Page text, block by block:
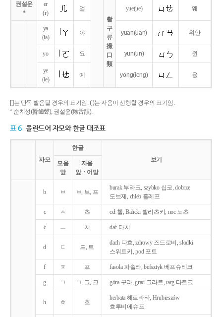
권설운
*
er
(r)
얼
촬
구
류
撮
口
類
yue(ue) 웨
ya
(ia)
야 yuan(uan) 위안
yo 요 yun(un) 윈
ye
(ie)
예 yong(iong) 융
[ ]는 단독 발음될 경우의 표기임. ( )는 자음이 선행할 경우의 표기임.
* 순치성(脣齒聲), 권설운(捲舌韻).
표 6 폴란드어 자모와 한글 대조표
자모
한글
보기
모음
앞
자음
앞ㆍ어말
b ㅂ ㅂ, 브, 프
burak 부라크, szybko 십코, dobrze
도브제, chleb 흘레프
c ㅊ 츠 cel 첼, Balicki 발리츠키, noc 노츠
ć ㅡ 치 dać 다치
d ㄷ 드, 트
dach 다흐, zdrowy 즈드로비, słodki
스워트키, pod 포트
f ㅍ 프 fasola 파솔라, befsztyk 베프슈티크
g ㄱ ㄱ, 그, 크 góra 구라, grad 그라트, targ 타르크
h ㅎ 흐
herbata 헤르바타, Hrubieszów
흐루비에슈프